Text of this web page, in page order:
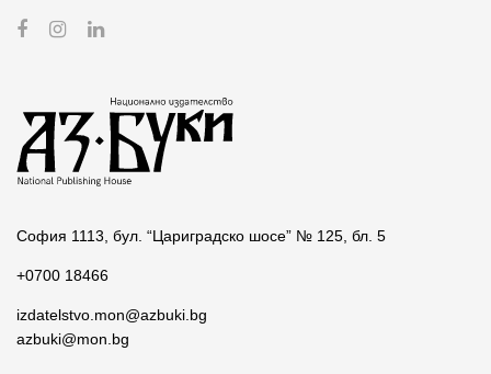
София 1113, бул. “Цариградско шосе” № 125, бл. 5
+0700 18466
izdatelstvo.mon@azbuki.bg
azbuki@mon.bg